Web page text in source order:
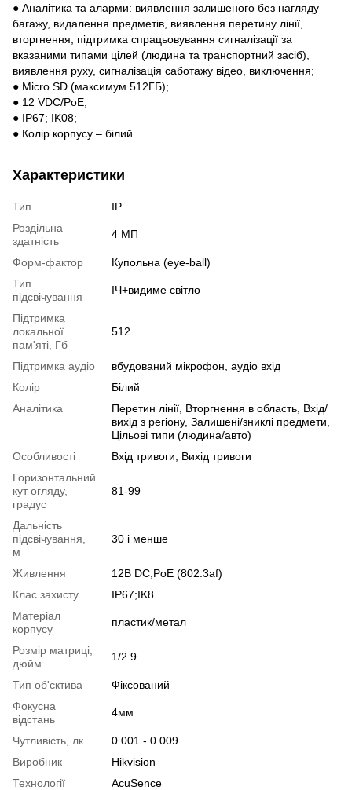
● Аналітика та аларми: виявлення залишеного без нагляду
багажу, видалення предметів, виявлення перетину лінії,
вторгнення, підтримка спрацьовування сигналізації за
вказаними типами цілей (людина та транспортний засіб),
виявлення руху, сигналізація саботажу відео, виключення;
● Micro SD (максимум 512ГБ);
● 12 VDC/PoE;
● IP67; IK08;
● Колір корпусу – білий
Характеристики
Тип
IP
Роздільна
здатність
4 МП
Форм-фактор
Купольна (eye-ball)
Тип
підсвічування
ІЧ+видиме світло
Підтримка
локальної
пам'яті, Гб
512
Підтримка аудіо
вбудований мікрофон, аудіо вхід
Колір
Білий
Аналітика
Перетин лінії, Вторгнення в область, Вхід/
вихід з регіону, Залишені/зниклі предмети,
Цільові типи (людина/авто)
Особливості
Вхід тривоги, Вихід тривоги
Горизонтальний
кут огляду,
градус
81-99
Дальність
підсвічування,
м
30 і менше
Живлення
12В DС;PoE (802.3af)
Клас захисту
IP67;IK8
Матеріал
корпусу
пластик/метал
Розмір матриці,
дюйм
1/2.9
Тип об'єктива
Фіксований
Фокусна
відстань
4мм
Чутливість, лк
0.001 - 0.009
Виробник
Hikvision
Технології
AcuSence